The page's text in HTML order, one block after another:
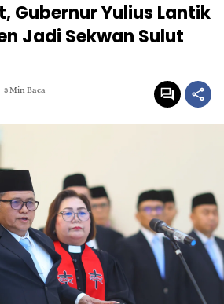
Gubernur Yulius Lantik
Jadi Sekwan Sulut
3 Min Baca